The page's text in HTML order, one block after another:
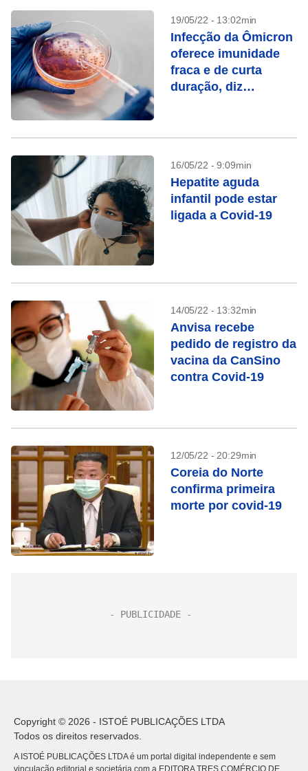
19/05/22 - 13:02min
Infecção da Ômicron
oferece imunidade
fraca e de curta
duração, diz
16/05/22 - 9:09min
Hepatite aguda
infantil pode estar
ligada a Covid-19
14/05/22 - 13:32min
Anvisa recebe
pedido de registro da
vacina da CanSino
contra Covid-19
12/05/22 - 20:29min
Coreia do Norte
confirma primeira
morte por covid-19
Copyright © 2026 - ISTOÉ PUBLICAÇÕES LTDA
Todos os direitos reservados.
A ISTOÉ PUBLICAÇÕES LTDA é um portal digital independente e sem
vinculação editorial e societária com a EDITORA TRES COMÉRCIO DE